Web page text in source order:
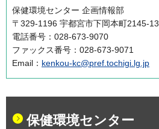
保健環境センター 企画情報部
〒329-1196 宇都宮市下岡本町2145-13
電話番号：028-673-9070
ファックス番号：028-673-9071
Email： kenkou-kc@pref.tochigi.lg.jp
保健環境センター